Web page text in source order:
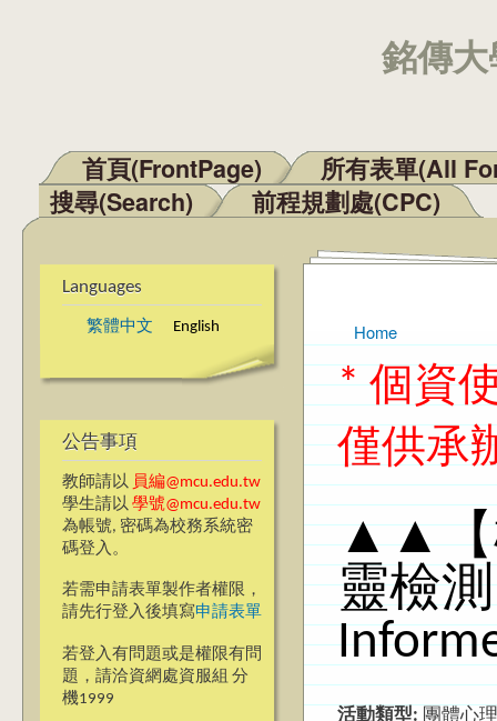
銘傳
Main menu
首頁(FrontPage)
所有表單(All
搜尋(Search)
前程規劃處(CPC)
Languages
繁體中文 English
公告事項
教師請以 員編@mcu.edu.tw
學生請以 學號@mcu.edu.tw
為帳號, 密碼為校務系統密
碼登入。
若需申請表單製作者權限，
請先行登入後填寫申請表單
若登入有問題或是權限有問
題，請洽資網處資服組 分
機1999
You are here
Home
* 個資
僅供承
▲▲【
靈檢
活動類型: 團體心